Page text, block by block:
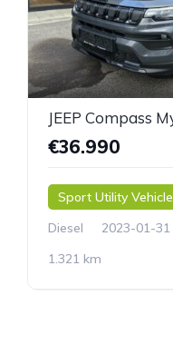
€36.990
Sport Utility Vehicle
Diesel
2023-01-31
1.321 km